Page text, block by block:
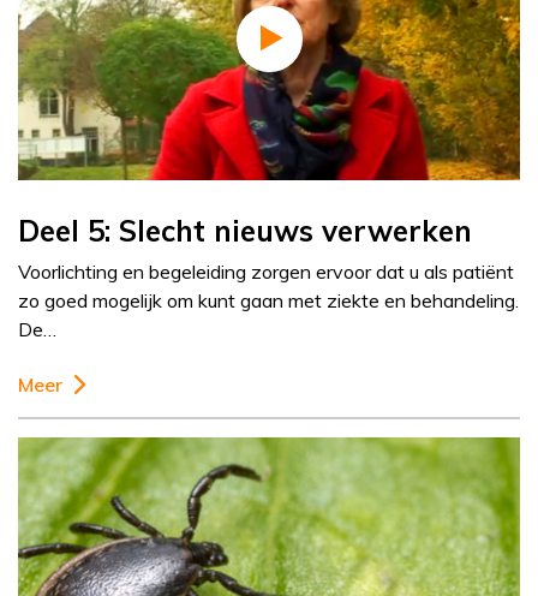
Deel 5: Slecht nieuws verwerken
Voorlichting en begeleiding zorgen ervoor dat u als patiënt
zo goed mogelijk om kunt gaan met ziekte en behandeling.
De…
Meer